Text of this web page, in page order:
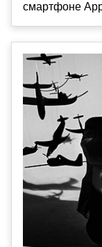
смартфоне